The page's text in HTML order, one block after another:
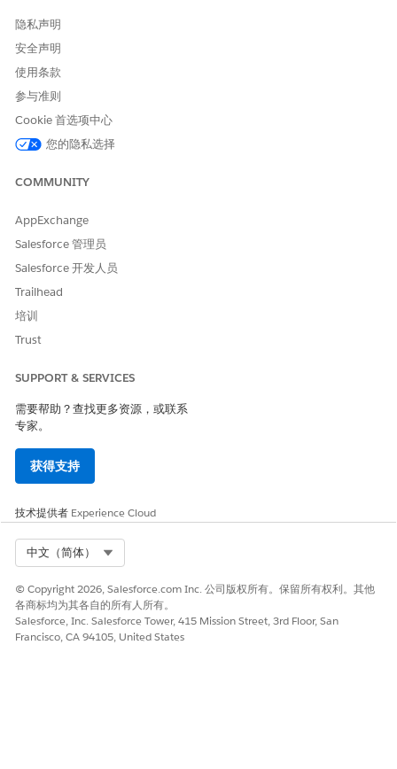
单击
请与我们共享您的想法，以便我们进行改进！
隐私声明
安全声明
使用条款
参与准则
Cookie 首选项中心
您的隐私选择
COMMUNITY
AppExchange
Salesforce 管理员
Salesforce 开发人员
Trailhead
培训
Trust
SUPPORT & SERVICES
需要帮助？查找更多资源，或联系
专家。
获得支持
技术提供者 Experience Cloud
中文（简体）
© Copyright 2026, Salesforce.com Inc. 公司版权所有。保留所有权利。其他
各商标均为其各自的所有人所有。
Salesforce, Inc. Salesforce Tower, 415 Mission Street, 3rd Floor, San
Francisco, CA 94105, United States